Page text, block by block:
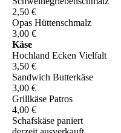
2,50 €
Opas Hüttenschmalz
3,00 €
Käse
Hochland Ecken Vielfalt
3,50 €
Sandwich Butterkäse
3,00 €
Grillkäse Patros
4,00 €
Schafskäse paniert